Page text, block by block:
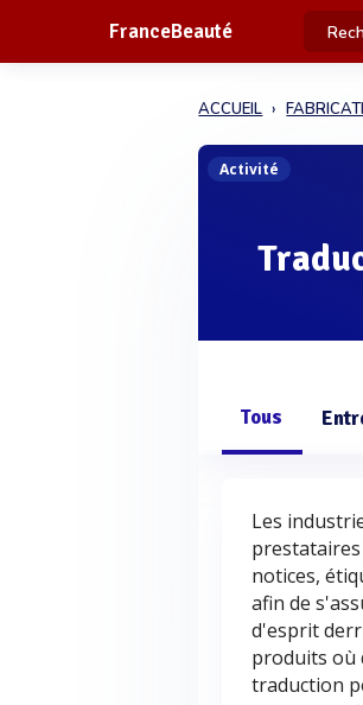
FranceBeauté
ACCUEIL
Activité
Tous
Les
notices,
afin de
d'esprit
produits où
traduction